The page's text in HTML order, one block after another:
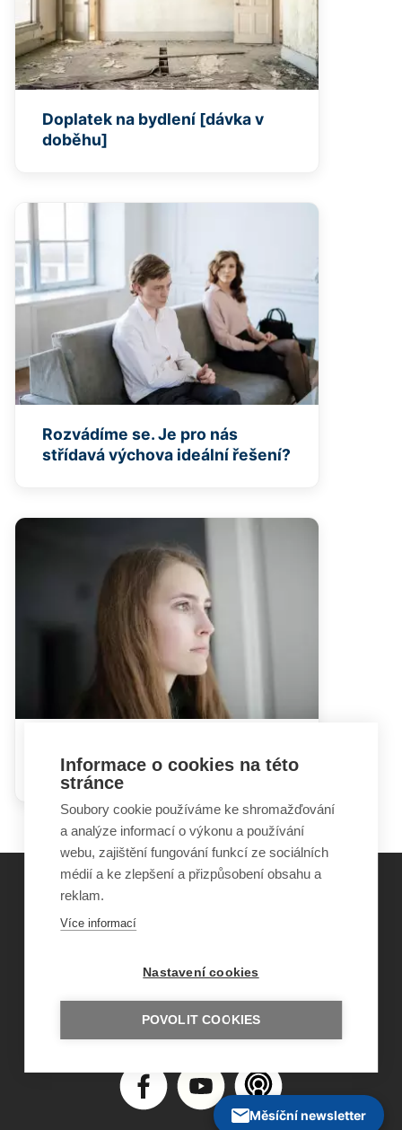
Doplatek na bydlení [dávka v
doběhu]
Rozvádíme se. Je pro nás
střídavá výchova ideální řešení?
dítěte
©Obecně prospěšná společnost Sirius
ISSN 1805-8876
nazory@sancedetem.cz
Odběr novinek e-mailem
Měsíční newsletter
Informace o cookies na této
stránce
Soubory cookie používáme ke shromažďování
a analýze informací o výkonu a používání
webu, zajištění fungování funkcí ze sociálních
médií a ke zlepšení a přizpůsobení obsahu a
reklam.
Více informací
Nastavení cookies
POVOLIT COOKIES